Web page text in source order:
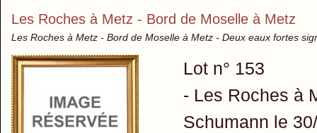
Les Roches à Metz - Bord de Moselle à Metz
Les Roches à Metz - Bord de Moselle à Metz - Deux eaux fortes
Lot n° 153
- Les Roches à
Schumann le